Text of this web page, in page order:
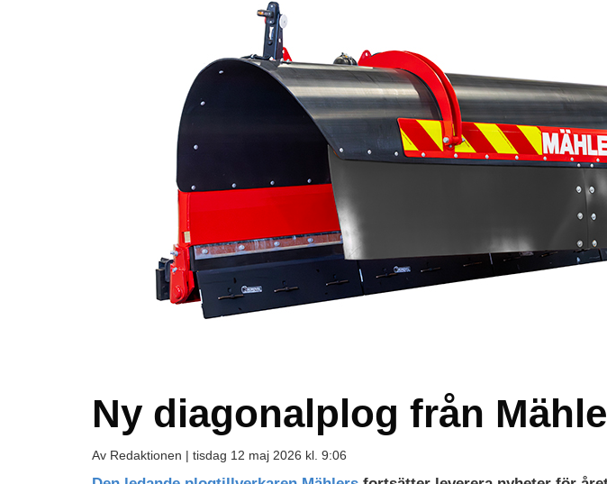
Ny diagonalplog från
Av Redaktionen | tisdag 12 maj 2026 kl. 9:06